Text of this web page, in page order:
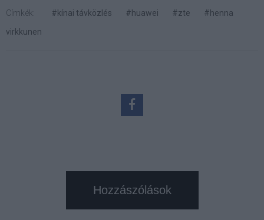
Címkék: #kínai távközlés #huawei #zte
#henna
virkkunen
Hozzászólások